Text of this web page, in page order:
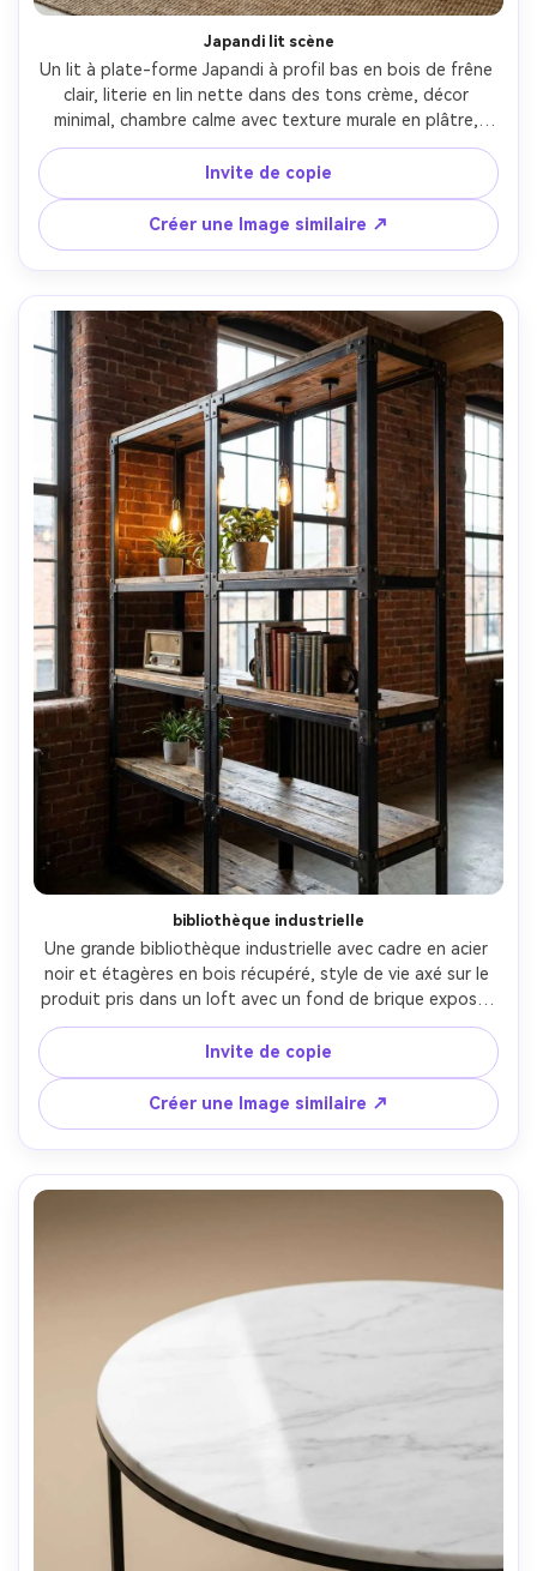
Japandi lit scène
Un lit à plate-forme Japandi à profil bas en bois de frêne
clair, literie en lin nette dans des tons crème, décor
minimal, chambre calme avec texture murale en plâtre,
lumière douce de la fenêtre du matin, prise sur Canon
EOS R6, 24 mm, f/5.6, large composition intérieure,
photoréaliste, ambiance sereine, couleur neutre propre
Invite de copie
Créer une Image similaire ↗
bibliothèque industrielle
Une grande bibliothèque industrielle avec cadre en acier
noir et étagères en bois récupéré, style de vie axé sur le
produit pris dans un loft avec un fond de brique exposé,
quelques livres et plantes pour l'échelle, des lumières
d'accent en tungstène chaudes, prise sur Fujifilm GFX 100,
45 mm, f/5, photoréaliste, texture métallique nette et
détails de vis-AR 4:5
Invite de copie
Créer une Image similaire ↗